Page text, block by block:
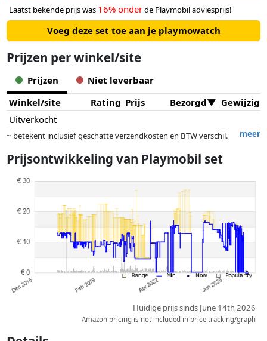
Laatst bekende prijs was 16% onderde Playmobil adviesprijs!
Voeg deze set toe aan je playmowatch
Prijzen per winkel/site
Prijzen
Niet leverbaar
Winkel/site
Rating Prijs Bezorgd
Gewijzigd
Uitverkocht
meer
~ betekent inclusief geschatte verzendkosten en BTW verschil.
gewicht.
controle. Volgorde is puur op basis van prijs, vergoedingen door
partners hebben hier geen enkele invoed op. Alleen bij gelijke prijzen
kunnen historische prestaties de volgorde beïnvloeden.
Prijsontwikkeling van Playmobil set
Huidige prijs sinds June 14th 2026
Amazon pricing is not included in price tracking/graph